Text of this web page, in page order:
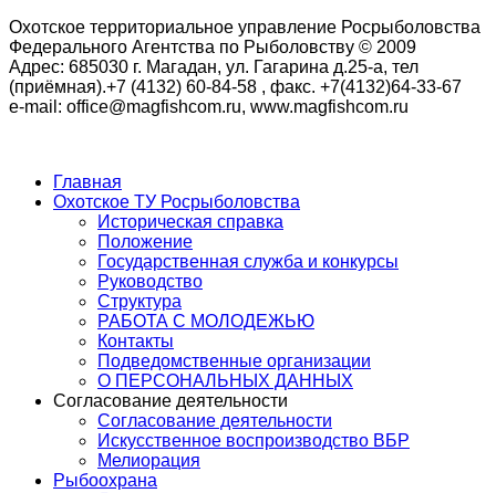
Охотское территориальное управление Росрыболовства
Федерального Агентства по Рыболовству © 2009
Адрес: 685030 г. Магадан, ул. Гагарина д.25-а, тел
(приёмная).+7 (4132) 60-84-58 , факс. +7(4132)64-33-67
e-mail: office@magfishcom.ru, www.magfishcom.ru
Главная
Охотское ТУ Росрыболовства
Историческая справка
Положение
Государственная служба и конкурсы
Руководство
Структура
РАБОТА С МОЛОДЕЖЬЮ
Контакты
Подведомственные организации
О ПЕРСОНАЛЬНЫХ ДАННЫХ
Согласование деятельности
Согласование деятельности
Искусственное воспроизводство ВБР
Мелиорация
Рыбоохрана